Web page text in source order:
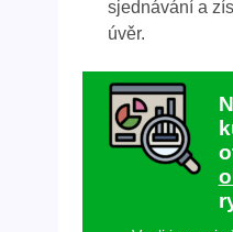
sjednávání a
úvěr.